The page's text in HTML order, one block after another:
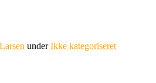
underIkke kategoriseret